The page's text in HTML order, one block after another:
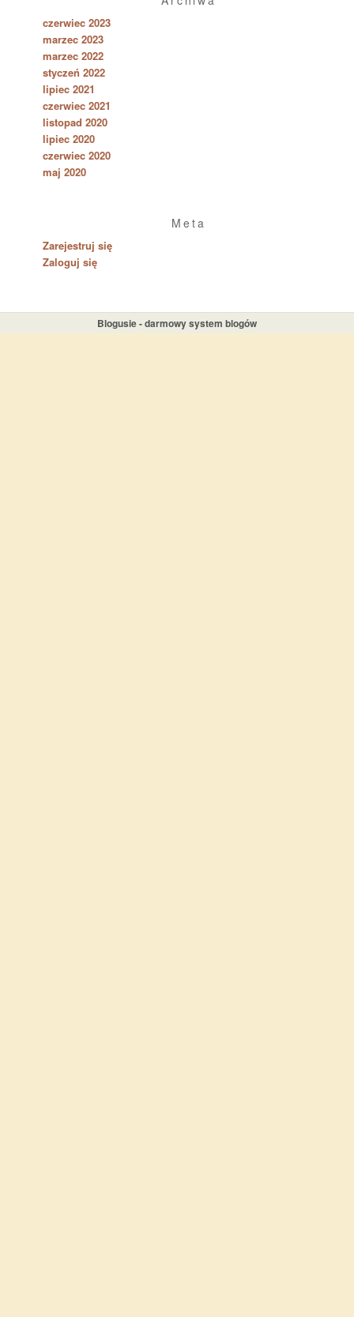
czerwiec 2023
marzec 2023
marzec 2022
styczeń 2022
lipiec 2021
czerwiec 2021
listopad 2020
lipiec 2020
czerwiec 2020
maj 2020
Meta
Zarejestruj się
Zaloguj się
Blogusie - darmowy system blogów